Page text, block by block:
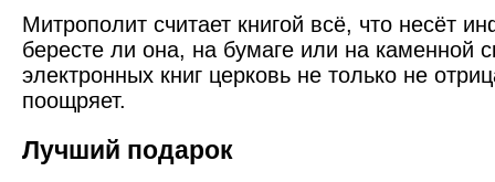
Митрополит считает книгой всё, что несёт
бересте ли она, на бумаге или на каменной
электронных книг церковь не только не
поощряет.
Лучший подарок